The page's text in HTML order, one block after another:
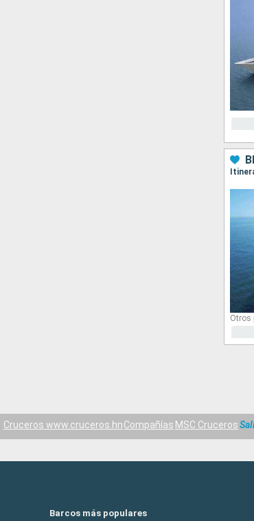
Otros
Cruceros www.cruceros.hnCompañías MSC Cruceros
Barcos más populares